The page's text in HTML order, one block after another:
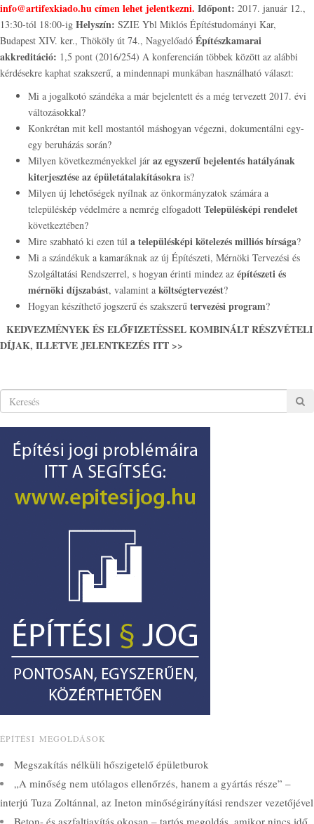
info@artifexkiado.hucímen lehet jelentkezni. Időpont: 2017. január 12.,
13:30-tól 18:00-ig Helyszín: SZIE Ybl Miklós Építéstudományi Kar,
Budapest XIV. ker., Thököly út 74., Nagyelőadó Építészkamarai
akkreditáció: 1,5 pont (2016/254) A konferencián többek között az alábbi
kérdésekre kaphat szakszerű, a mindennapi munkában használható választ:
Mi a jogalkotó szándéka a már bejelentett és a még tervezett 2017. évi
változásokkal?
Konkrétan mit kell mostantól máshogyan végezni, dokumentálni egy-
egy beruházás során?
Milyen következményekkel jár az egyszerű bejelentés hatályának
kiterjesztése az épületátalakításokra is?
Milyen új lehetőségek nyílnak az önkormányzatok számára a
településkép védelmére a nemrég elfogadott Településképi rendelet
következtében?
Mire szabható ki ezen túl a településképi kötelezés milliós bírsága?
Mi a szándékuk a kamaráknak az új Építészeti, Mérnöki Tervezési és
Szolgáltatási Rendszerrel, s hogyan érinti mindez az építészeti és
mérnöki díjszabást, valamint a költségtervezést?
Hogyan készíthető jogszerű és szakszerű tervezési program?
KEDVEZMÉNYEK ÉS ELŐFIZETÉSSEL KOMBINÁLT RÉSZVÉTELI
DÍJAK, ILLETVE JELENTKEZÉS ITT >>
ÉPÍTÉSI MEGOLDÁSOK
Megszakítás nélküli hőszigetelő épületburok
„A minőség nem utólagos ellenőrzés, hanem a gyártás része” –
interjú Tuza Zoltánnal, az Ineton minőségirányítási rendszer vezetőjével
Beton- és aszfaltjavítás okosan – tartós megoldás, amikor nincs idő